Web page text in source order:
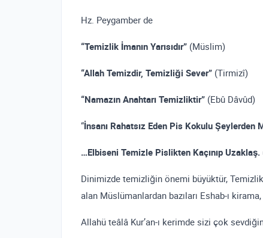
Hz. Peygamber de
“Temizlik İmanın Yarısıdır” (Müslim)
“Allah Temizdir, Temizliği Sever” (Tirmizî)
“Namazın Anahtarı Temizliktir” (Ebû Dâvûd)
“İnsanı Rahatsız Eden Pis Kokulu Şeylerden
…Elbiseni Temizle Pislikten Kaçınıp Uzaklaş.
Dinimizde temizliğin önemi büyüktür,
alan Müslümanlardan bazıları Eshab-ı kirama,
Allahü teâlâ Kur’an-ı kerimde sizi çok